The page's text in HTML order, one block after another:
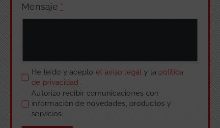
Mensaje *
He leído y acepto el aviso legaly la política
de privacidad .
Autorizo recibir comunicaciones con
información de novedades, productos y
servicios.